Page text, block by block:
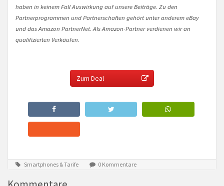
haben in keinem Fall Auswirkung auf unsere Beiträge. Zu den
Partnerprogrammen und Partnerschaften gehört unter anderem eBay
und das Amazon PartnerNet. Als Amazon-Partner verdienen wir an
qualifizierten Verkäufen.
Zum Deal
Smartphones & Tarife 0 Kommentare